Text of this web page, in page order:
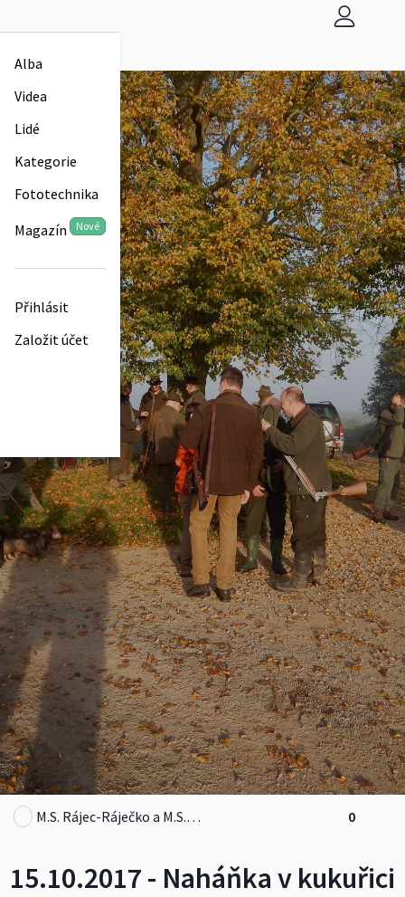
Alba
Videa
Lidé
Kategorie
Fototechnika
Magazín Nové
Přihlásit
Založit účet
15.10.2017 - Naháňka v kukuřici
M.S. Rájec-Ráječko a M.S. Lenčov 0